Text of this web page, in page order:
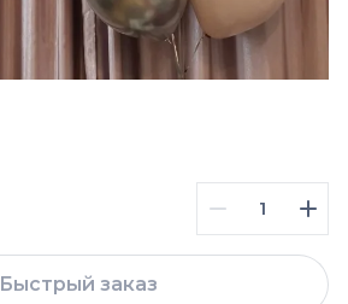
Быстрый заказ